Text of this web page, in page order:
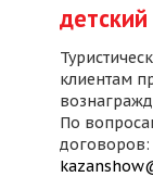
клиентам
По
договоров: